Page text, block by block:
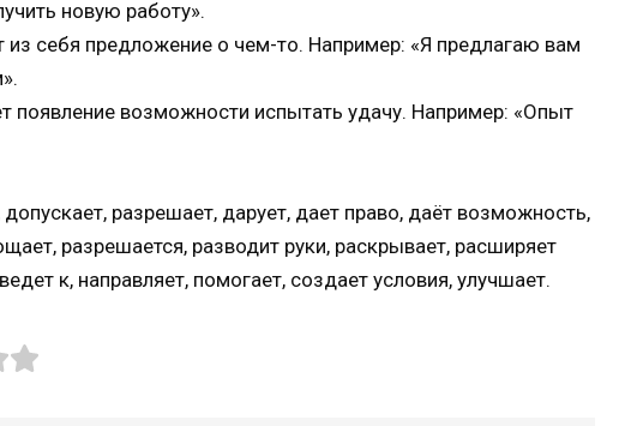
новую работу».
из себя предложение о чем-то. Например: «Я предлагаю вам
появление возможности испытать удачу. Например: «Опыт
разрешает, дарует, дает право, даёт возможность,
разрешается, разводит руки, раскрывает, расширяет
к, направляет, помогает, создает условия, улучшает.